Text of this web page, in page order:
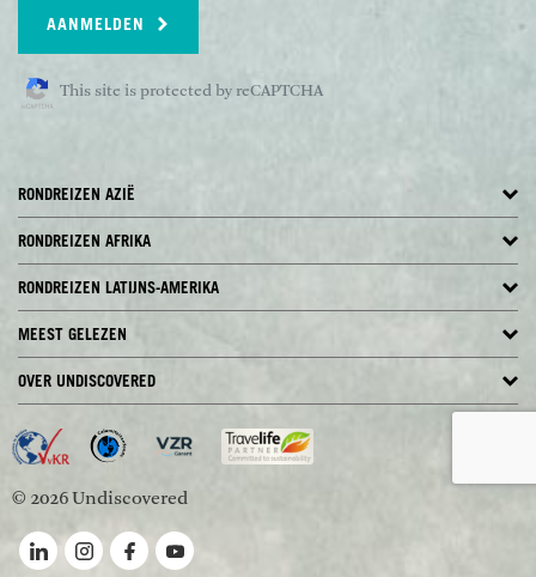
AANMELDEN
This site is protected by reCAPTCHA
RONDREIZEN AZIË
RONDREIZEN AFRIKA
RONDREIZEN LATIJNS-AMERIKA
MEEST GELEZEN
OVER UNDISCOVERED
© 2026 Undiscovered
Volg ons op LinkedIn
Volg ons op Instagram
Volg ons op Facebook
Volg ons op YouTube